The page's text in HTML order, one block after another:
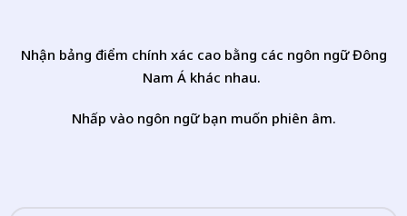
Nhận bảng điểm chính xác cao bằng các ngôn ngữ Đông
Nam Á khác nhau.
Nhấp vào ngôn ngữ bạn muốn phiên âm.